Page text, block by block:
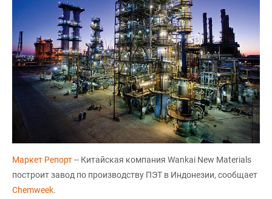
Маркет Репорт-- Китайская компания Wankai New Materials
построит завод по производству ПЭТ в Индонезии, сообщает
Chemweek.